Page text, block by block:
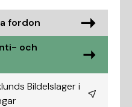
fordon
och
Bildelslager i